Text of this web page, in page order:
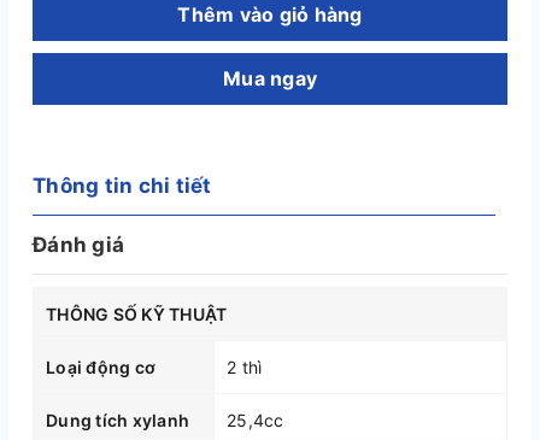
Thêm vào giỏ hàng
Mua ngay
Thông tin chi tiết
Đánh giá
THÔNG SỐ KỸ THUẬT
Loại động cơ 2 thì
Dung tích xylanh 25,4cc